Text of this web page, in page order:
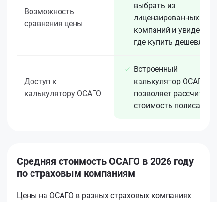
Возможность
сравнения цены
выбрать из
лицензированных 15+
компаний и увидеть,
где купить дешевле
Доступ к
калькулятору ОСАГО
Встроенный
калькулятор ОСАГО
позволяет рассчитать
стоимость полиса
Средняя стоимость ОСАГО в 2026 году
по страховым компаниям
Цены на ОСАГО в разных страховых компаниях